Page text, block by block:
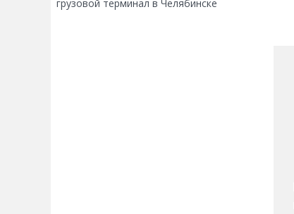
грузовой терминал в Челябинске